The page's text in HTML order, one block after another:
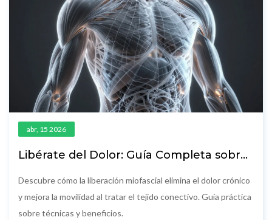
abr, 15 2026
Libérate del Dolor: Guía Completa sobre
Descubre cómo la liberación miofascial elimina el dolor crónico
y mejora la movilidad al tratar el tejido conectivo. Guía práctica
sobre técnicas y beneficios.